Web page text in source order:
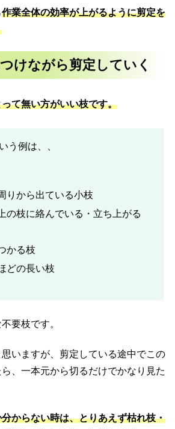
作業全体の効率が上がるように剪定を
けながら剪定していく
て無い方がいい枝です。
う例は、、
りから出ている小枝
の枝に絡んでいる・立ち上がる
かる枝
どの長い枝
要枝です。
いますが、剪定している途中でこの
、一本元から切るだけでかなり見た
からない時は、とりあえず枯れ枝・